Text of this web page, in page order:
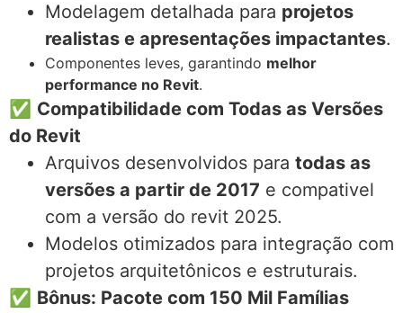
Modelagem detalhada para projetos
realistas e apresentações impactantes.
Componentes leves, garantindo melhor
performance no Revit.
✅ Compatibilidade com Todas as Versões
do Revit
Arquivos desenvolvidos para todas as
versões a partir de 2017 e compativel
com a versão do revit 2025.
Modelos otimizados para integração com
projetos arquitetônicos e estruturais.
✅ Bônus: Pacote com 150 Mil Famílias